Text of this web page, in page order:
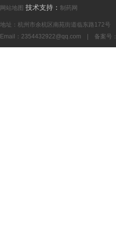
网站地图 技术支持： 制药网
地址：杭州市余杭区南苑街道临东路172号
Email： 2354432922@qq.com | 备案号：